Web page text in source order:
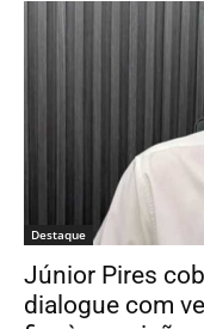
Destaque
Júnior Pires
dialogue com